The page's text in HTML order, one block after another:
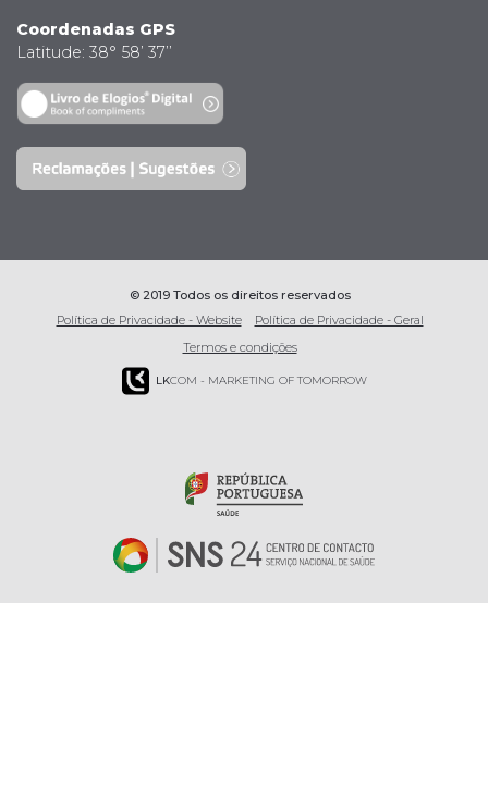
Coordenadas GPS
Latitude: 38° 58’ 37’’
© 2019 Todos os direitos reservados
Política de Privacidade - Website
Política de Privacidade - Geral
Termos e condições
LKCOM - MARKETING OF TOMORROW